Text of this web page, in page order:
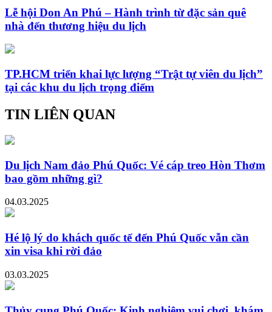
Lễ hội Don An Phú – Hành trình từ đặc sản quê
nhà đến thương hiệu du lịch
TP.HCM triển khai lực lượng “Trật tự viên du lịch”
tại các khu du lịch trọng điểm
TIN LIÊN QUAN
Du lịch Nam đảo Phú Quốc: Vé cáp treo Hòn Thơm
bao gồm những gì?
04.03.2025
Hé lộ lý do khách quốc tế đến Phú Quốc vẫn cần
xin visa khi rời đảo
03.03.2025